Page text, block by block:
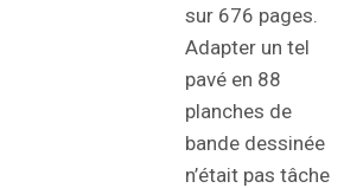
sur 676 pages.
Adapter un tel
pavé en 88
planches de
bande dessinée
n’était pas tâche